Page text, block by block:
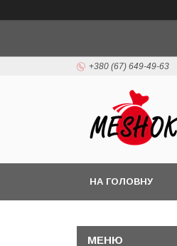
+380 (67) 649-49-63
НА ГОЛОВНУ